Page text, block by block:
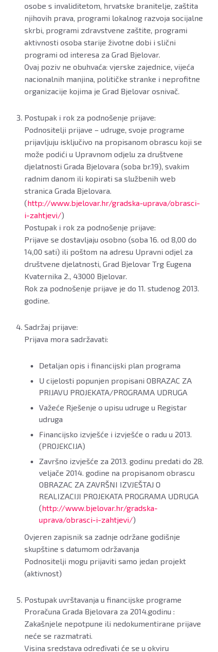
osobe s invaliditetom, hrvatske branitelje, zaštita
njihovih prava, programi lokalnog razvoja socijalne
skrbi, programi zdravstvene zaštite, programi
aktivnosti osoba starije životne dobi i slični
programi od interesa za Grad Bjelovar.
Ovaj poziv ne obuhvaća: vjerske zajednice, vijeća
nacionalnih manjina, političke stranke i neprofitne
organizacije kojima je Grad Bjelovar osnivač.
Postupak i rok za podnošenje prijave:
Podnositelji prijave – udruge, svoje programe
prijavljuju isključivo na propisanom obrascu koji se
može podići u Upravnom odjelu za društvene
djelatnosti Grada Bjelovara (soba br.19), svakim
radnim danom ili kopirati sa službenih web
stranica Grada Bjelovara.
(http://www.bjelovar.hr/gradska-uprava/obrasci-
i-zahtjevi/)
Postupak i rok za podnošenje prijave:
Prijave se dostavljaju osobno (soba 16. od 8,00 do
14,00 sati) ili poštom na adresu Upravni odjel za
društvene djelatnosti, Grad Bjelovar Trg Eugena
Kvaternika 2., 43000 Bjelovar.
Rok za podnošenje prijave je do 11. studenog 2013.
godine.
Sadržaj prijave:
Prijava mora sadržavati:
Detaljan opis i financijski plan programa
U cijelosti popunjen propisani OBRAZAC ZA
PRIJAVU PROJEKATA/PROGRAMA UDRUGA
Važeće Rješenje o upisu udruge u Registar
udruga
Financijsko izvješće i izvješće o radu u 2013.
(PROJEKCIJA)
Završno izvješće za 2013. godinu predati do 28.
veljače 2014. godine na propisanom obrascu
OBRAZAC ZA ZAVRŠNI IZVJEŠTAJ O
REALIZACIJI PROJEKATA PROGRAMA UDRUGA
(http://www.bjelovar.hr/gradska-
uprava/obrasci-i-zahtjevi/)
Ovjeren zapisnik sa zadnje održane godišnje
skupštine s datumom održavanja
Podnositelji mogu prijaviti samo jedan projekt
(aktivnost)
Postupak uvrštavanja u financijske programe
Proračuna Grada Bjelovara za 2014.godinu :
Zakašnjele nepotpune ili nedokumentirane prijave
neće se razmatrati.
Visina sredstava određivati će se u okviru